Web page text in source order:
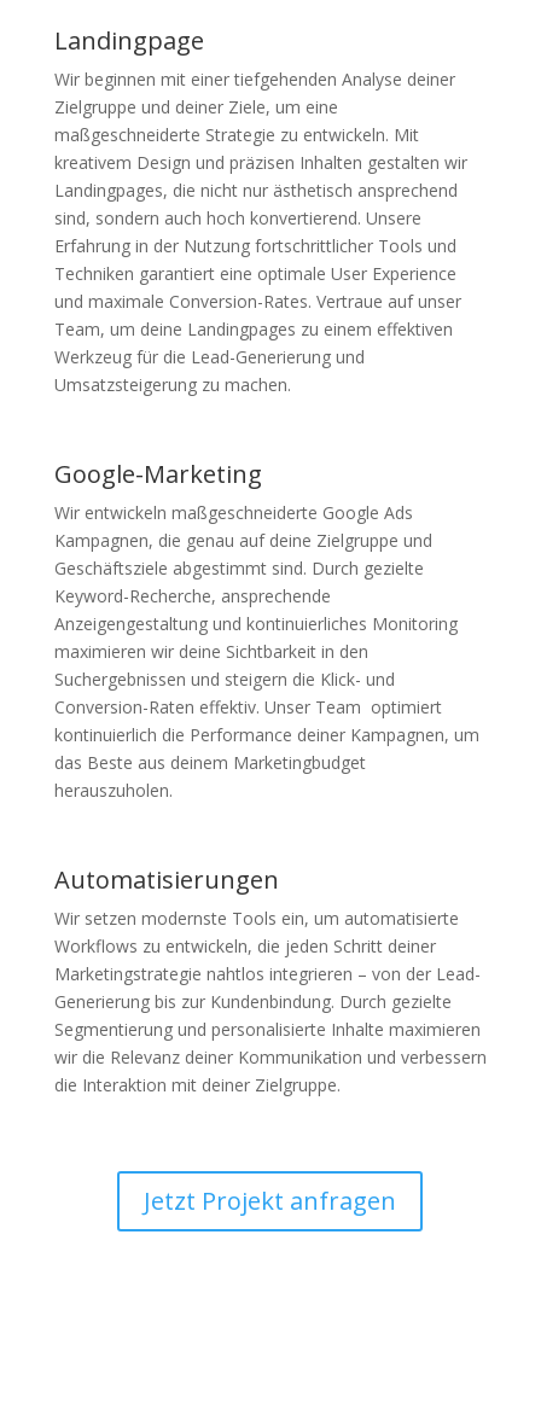
Landingpage
Wir beginnen mit einer tiefgehenden Analyse deiner
Zielgruppe und deiner Ziele, um eine
maßgeschneiderte Strategie zu entwickeln. Mit
kreativem Design und präzisen Inhalten gestalten wir
Landingpages, die nicht nur ästhetisch ansprechend
sind, sondern auch hoch konvertierend. Unsere
Erfahrung in der Nutzung fortschrittlicher Tools und
Techniken garantiert eine optimale User Experience
und maximale Conversion-Rates. Vertraue auf unser
Team, um deine Landingpages zu einem effektiven
Werkzeug für die Lead-Generierung und
Umsatzsteigerung zu machen.
Google-Marketing
Wir entwickeln maßgeschneiderte Google Ads
Kampagnen, die genau auf deine Zielgruppe und
Geschäftsziele abgestimmt sind. Durch gezielte
Keyword-Recherche, ansprechende
Anzeigengestaltung und kontinuierliches Monitoring
maximieren wir deine Sichtbarkeit in den
Suchergebnissen und steigern die Klick- und
Conversion-Raten effektiv. Unser Team optimiert
kontinuierlich die Performance deiner Kampagnen, um
das Beste aus deinem Marketingbudget
herauszuholen.
Automatisierungen
Wir setzen modernste Tools ein, um automatisierte
Workflows zu entwickeln, die jeden Schritt deiner
Marketingstrategie nahtlos integrieren – von der Lead-
Generierung bis zur Kundenbindung. Durch gezielte
Segmentierung und personalisierte Inhalte maximieren
wir die Relevanz deiner Kommunikation und verbessern
die Interaktion mit deiner Zielgruppe.
Jetzt Projekt anfragen